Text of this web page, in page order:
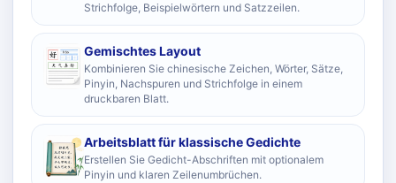
Strichfolge, Beispielwörtern und Satzzeilen.
Gemischtes Layout
Kombinieren Sie chinesische Zeichen, Wörter, Sätze,
Pinyin, Nachspuren und Strichfolge in einem
druckbaren Blatt.
Arbeitsblatt für klassische Gedichte
Erstellen Sie Gedicht-Abschriften mit optionalem
Pinyin und klaren Zeilenumbrüchen.